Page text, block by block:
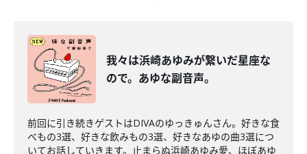
我々は浜崎あゆみが繋いだ星座な
ので。あゆな副音声。
前回に引き続きゲストはDIVAのゆっきゅんさん。好きな食
べもの3選、好きな飲みもの3選、好きなあゆの曲3選につ
いてお話していきます。止まらぬ浜崎あゆみ愛、ほぼあゆ